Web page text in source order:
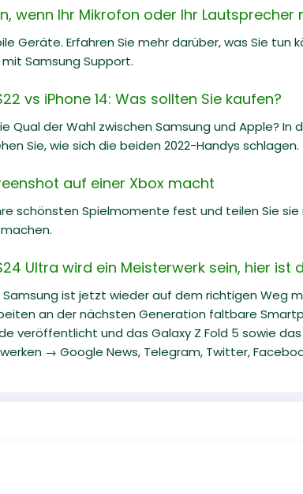
wenn Ihr Mikrofon oder Ihr
Geräte. Erfahren Sie mehr darüber, was Sie
Samsung Support.
vs iPhone 14: Was sollten Sie kaufen?
Qual der Wahl zwischen Samsung und Apple?
Sie, wie sich die beiden 2022-Handys schlagen.
auf einer Xbox macht
schönsten Spielmomente fest und teilen Sie
Ultra wird ein Meisterwerk sein, hier ist
Samsung ist jetzt wieder auf dem richtigen Weg
an der nächsten Generation faltbare
veröffentlicht und das Galaxy Z Fold 5 sowie
→ Google News, Telegram, Twitter,